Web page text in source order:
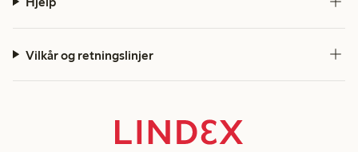
Vilkår og retningslinjer